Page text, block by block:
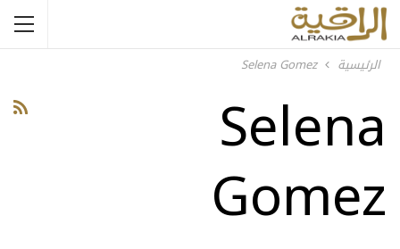
الرئيسية Selena Gomez
Selena
Gomez